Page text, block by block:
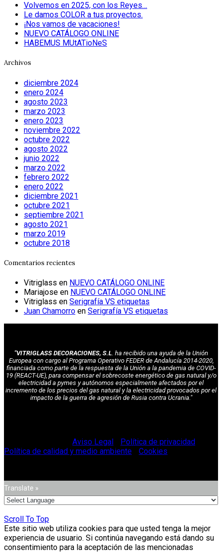
Volvemos en 2025, con los Reyes…
Le damos COLOR a tus proyectos.
¡Nos vamos de vacaciones!
NUEVO CATÁLOGO ONLINE
HABEMUS MUtATioNeS
Archivos
diciembre 2024
enero 2024
agosto 2023
marzo 2023
enero 2023
noviembre 2022
octubre 2022
agosto 2022
junio 2022
marzo 2022
febrero 2022
enero 2022
diciembre 2021
octubre 2021
septiembre 2021
agosto 2021
marzo 2019
octubre 2018
Comentarios recientes
Vitriglass en NUEVO CATÁLOGO ONLINE
Mariajose en NUEVO CATÁLOGO ONLINE
Vitriglass en Serigrafía VS etiquetas
Juan Chamorro en Serigrafía VS etiquetas
"VITRIGLASS DECORACIONES, S.L . ha recibido una ayuda de la Unión
Europea con cargo al Programa Operativo FEDER de Andalucía 2014-2020,
financiada como parte de la respuesta de la Unión a la pandemia de COVID-
19 (REACT-UE), para compensar el sobrecoste energético de gas natural y/o
electricidad a pymes y autónomos especialmente afectados por el
incremento de los precios del gas natural y la electricidad provocados por el
impacto de la guerra de agresión de Rusia contra Ucrania."
Aviso Legal Política de privacidad
Política de calidad y medio ambiente
Cookies
Translate »
Scroll To Top
Este sitio web utiliza cookies para que usted tenga la mejor
experiencia de usuario. Si continúa navegando está dando su
consentimiento para la aceptación de las mencionadas